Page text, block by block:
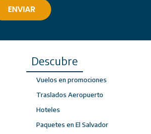
Descubre
Vuelos en promociones
Traslados Aeropuerto
Hoteles
Paquetes en El Salvador